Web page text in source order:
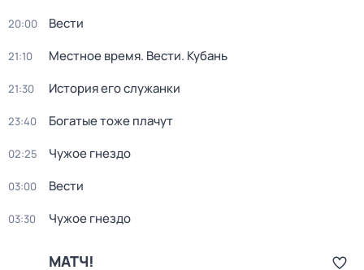
20:00 Вести
21:10 Местное время. Вести. Кубань
21:30 История его служанки
23:40 Богатые тоже плачут
02:25 Чужое гнездо
03:00 Вести
03:30 Чужое гнездо
МАТЧ!